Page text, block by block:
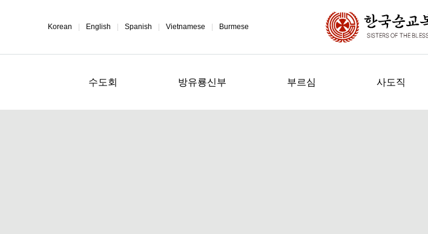
Korean English Spanish Vietnamese Burmese
수도회 방유룡신부 부르심 사도직